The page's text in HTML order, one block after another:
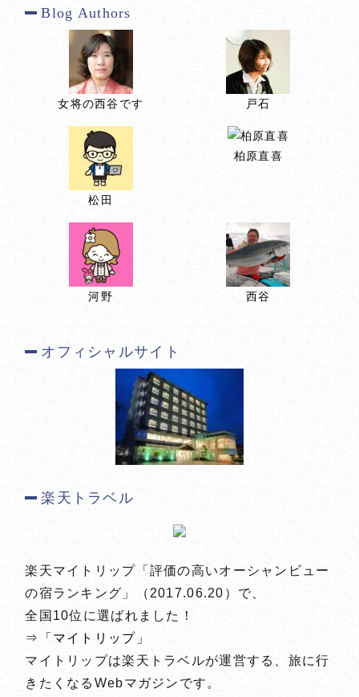
Blog Authors
女将の西谷です 戸石
松田
柏原直喜
河野 西谷
オフィシャルサイト
楽天トラベル
楽天マイトリップ「評価の高いオーシャンビュー
の宿ランキング」（2017.06.20）で、
全国10位に選ばれました！
⇒「マイトリップ」
マイトリップは楽天トラベルが運営する、旅に行
きたくなるWebマガジンです。